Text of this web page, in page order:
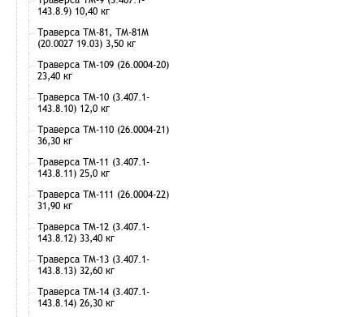
143.8.9) 10,40 кг
Траверса ТМ-81, ТМ-81М
(20.0027 19.03) 3,50 кг
Траверса ТМ-109 (26.0004-20)
23,40 кг
Траверса ТМ-10 (3.407.1-
143.8.10) 12,0 кг
Траверса ТМ-110 (26.0004-21)
36,30 кг
Траверса ТМ-11 (3.407.1-
143.8.11) 25,0 кг
Траверса ТМ-111 (26.0004-22)
31,90 кг
Траверса ТМ-12 (3.407.1-
143.8.12) 33,40 кг
Траверса ТМ-13 (3.407.1-
143.8.13) 32,60 кг
Траверса ТМ-14 (3.407.1-
143.8.14) 26,30 кг